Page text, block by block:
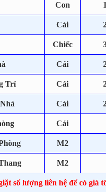
Con
Cái
Chiếc
Cái
Trí Cái
Cái
Cái
M2
M2
số lượng liên hệ để có giá